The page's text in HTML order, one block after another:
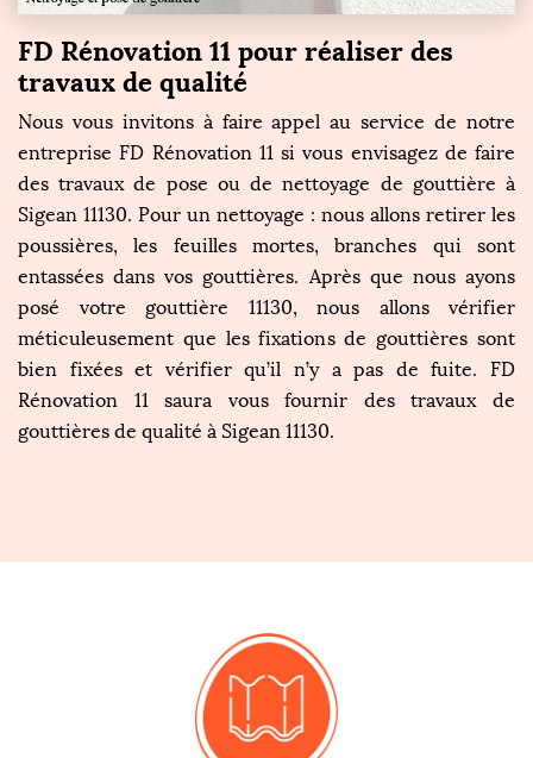
FD Rénovation 11 pour réaliser des
travaux de qualité
Nous vous invitons à faire appel au service de notre
entreprise FD Rénovation 11 si vous envisagez de faire
des travaux de pose ou de nettoyage de gouttière à
Sigean 11130. Pour un nettoyage : nous allons retirer les
poussières, les feuilles mortes, branches qui sont
entassées dans vos gouttières. Après que nous ayons
posé votre gouttière 11130, nous allons vérifier
méticuleusement que les fixations de gouttières sont
bien fixées et vérifier qu’il n’y a pas de fuite. FD
Rénovation 11 saura vous fournir des travaux de
gouttières de qualité à Sigean 11130.